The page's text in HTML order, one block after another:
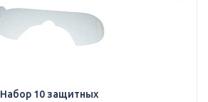
Набор 10 защитных